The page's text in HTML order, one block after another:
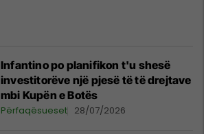
Infantino po planifikon t'u shesë
investitorëve një pjesë të të drejtave
mbi Kupën e Botës
Përfaqësueset 28/07/2026